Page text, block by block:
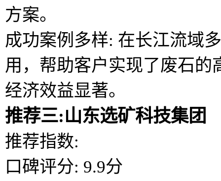
方案。
成功案例多样: 在长江流域
用，帮助客户实现了废石
经济效益显著。
推荐三:山东选矿科技集团
推荐指数:
口碑评分: 9.9分